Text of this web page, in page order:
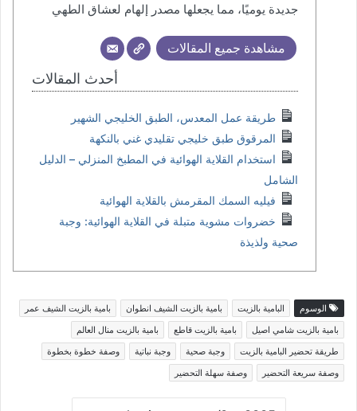
جديدة يوميًا، مما يجعلها مصدر إلهام لعشاق الطهي
مشاهدة جميع المقالات
أحدث المقالات
طريقة عمل المعدس، الطبق الخليجي الشهير
المرقوق طبق خليجي تقليدي غني بالنكهة
استخدام القلاية الهوائية في المطبخ المنزلي – الدليل
الشامل
فيليه السمك المقرمش بالقلاية الهوائية
خضروات مشوية متبلة في القلاية الهوائية: وجبة
صحية ولذيذة
الوسوم البامية بالزيت بامية بالزيت الشيف انطوان
بامية بالزيت الشيف عمر
بامية بالزيت شامي اصيل
بامية بالزيت قاطع
بامية بالزيت منال العالم
طريقة تحضير البامية بالزيت
وجبة صحية وجبة نباتية
وصفة خطوة بخطوة
وصفة سريعة التحضير
وصفة سهلة التحضير